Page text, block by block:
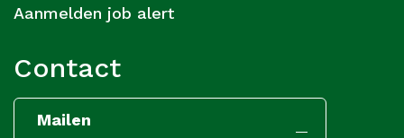
Aanmelden job alert
Contact
Mailen